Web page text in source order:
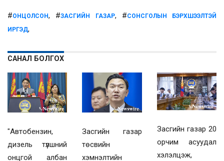
#ОНЦОЛСОН, #ЗАСГИЙН ГАЗАР, #СОНСГОЛЫН БЭРХШЭЭЛТЭЙ
ИРГЭД,
САНАЛ БОЛГОХ
"Автобензин,
дизель түлшний
онцгой албан
Засгийн газар
төсвийн
хэмнэлтийн
Засгийн газар 20
орчим асуудал
хэлэлцэж,